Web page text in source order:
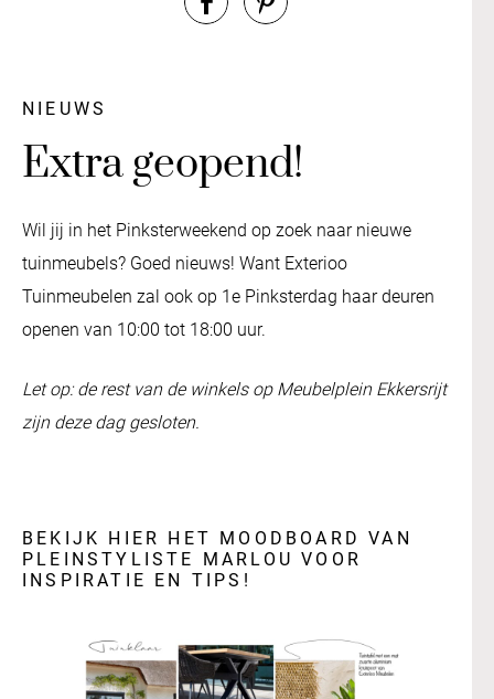
NIEUWS
Extra geopend!
Wil jij in het Pinksterweekend op zoek naar nieuwe
tuinmeubels? Goed nieuws! Want Exterioo
Tuinmeubelen zal ook op 1e Pinksterdag haar deuren
openen van 10:00 tot 18:00 uur.
Let op: de rest van de winkels op Meubelplein Ekkersrijt
zijn deze dag gesloten.
BEKIJK HIER HET MOODBOARD VAN
PLEINSTYLISTE MARLOU VOOR
INSPIRATIE EN TIPS!